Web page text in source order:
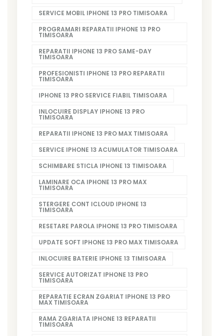
SERVICE MOBIL IPHONE 13 PRO TIMISOARA
PROGRAMARI REPARATII IPHONE 13 PRO
TIMISOARA
REPARATII IPHONE 13 PRO SAME-DAY
TIMISOARA
PROFESIONISTI IPHONE 13 PRO REPARATII
TIMISOARA
IPHONE 13 PRO SERVICE FIABIL TIMISOARA
INLOCUIRE DISPLAY IPHONE 13 PRO
TIMISOARA
REPARATII IPHONE 13 PRO MAX TIMISOARA
SERVICE IPHONE 13 ACUMULATOR TIMISOARA
SCHIMBARE STICLA IPHONE 13 TIMISOARA
LAMINARE OCA IPHONE 13 PRO MAX
TIMISOARA
STERGERE CONT ICLOUD IPHONE 13
TIMISOARA
RESETARE PAROLA IPHONE 13 PRO TIMISOARA
UPDATE SOFT IPHONE 13 PRO MAX TIMISOARA
INLOCUIRE BATERIE IPHONE 13 TIMISOARA
SERVICE AUTORIZAT IPHONE 13 PRO
TIMISOARA
REPARATIE ECRAN ZGARIAT IPHONE 13 PRO
MAX TIMISOARA
RAMA ZGARIATA IPHONE 13 REPARATII
TIMISOARA